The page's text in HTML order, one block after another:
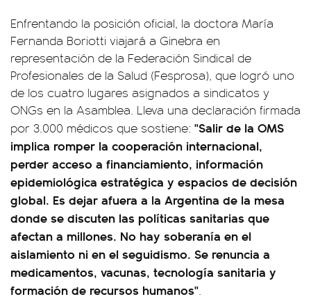
Enfrentando la posición oficial, la doctora María
Fernanda Boriotti viajará a Ginebra en
representación de la Federación Sindical de
Profesionales de la Salud (Fesprosa), que logró uno
de los cuatro lugares asignados a sindicatos y
ONGs en la Asamblea. Lleva una declaración firmada
por 3.000 médicos que sostiene: "Salir de la OMS
implica romper la cooperación internacional,
perder acceso a financiamiento, información
epidemiológica estratégica y espacios de decisión
global. Es dejar afuera a la Argentina de la mesa
donde se discuten las políticas sanitarias que
afectan a millones. No hay soberanía en el
aislamiento ni en el seguidismo. Se renuncia a
medicamentos, vacunas, tecnología sanitaria y
formación de recursos humanos".